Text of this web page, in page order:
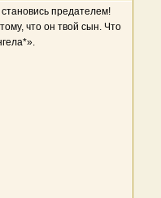
предателем!
что он твой сын. Что